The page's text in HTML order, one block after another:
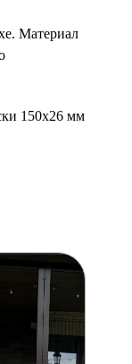
Материал
150х26 мм